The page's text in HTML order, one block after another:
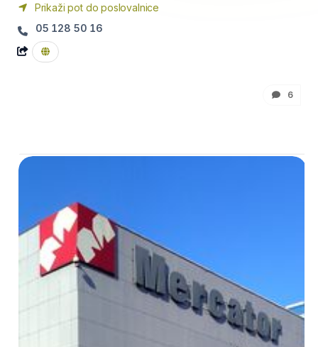
Prikaži pot do poslovalnice
05 128 50 16
6